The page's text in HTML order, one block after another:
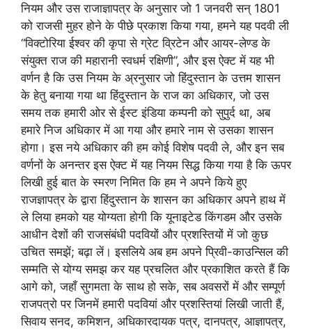
नियम और उस राजाज्ञापत्र के अनुसार जो 1 जनवरी सन्‌ 1801
को राजसी मुहर होने के पीछे प्रकाश किया गया, हमने यह पदवी ली
“विक्टोरिया ईश्वर की कृपा से ग्रेट व्रिटेन और आयर-लेण्ड के
संयुक्त राज की महारानी स्वधर्म रक्षिणी”, और इस ऐक्ट में यह भी
वर्णन है कि उस नियम के अ्रनुसार जो हिंदुस्तान के उत्तम शासन
के हेतु बनाया गया था हिंदुस्तान के राज का अधिकार, जो उस
समय तक हमारी ओर से ईस्ट इंडिया कम्पनी को सुपुर्द था, अब
हमारे निज अधिकार में आ गया और हमारे नाम से उसका शासन
होगा। इस नये अधिकार की हम कोई विशेष पदवी ले, और इन सब
वर्णनों के अनन्तर इस ऐक्ट में यह नियम सिद्ध किया गया है कि ऊपर
लिखी हुई बात के स्मरण निमित कि हम ने अपने किये हुए
राजज्ञापत्र के द्वारा हिंदुस्तान के शासन का अधिकार अपने हाथ में
ले लिया हमको यह योग्यता होगी कि यूनाइटेड किंगडम और उसके
आधीन देशों की राजसंबंधी पदवियों और प्रशस्तियों में जो कुछ
उचित समझें; बढ़ा लें। इसलिये अब हम अपने प्रिवी-काउन्सिल की
सम्मति से योग्य समझ कर यह प्रचलित और प्रकाशित करते हैं कि
आगे को, जहाँ सुगमता के साथ हो सके, सब अवसरों में और सम्पूर्ण
राजपत्रो पर जिनमें हमारी पदवियां और प्रशस्तियां लिखी जाती हैं,
सिवाय सनद, कमिशन, अधिकारदायक पत्र, दानपत्र, आज्ञापत्र,